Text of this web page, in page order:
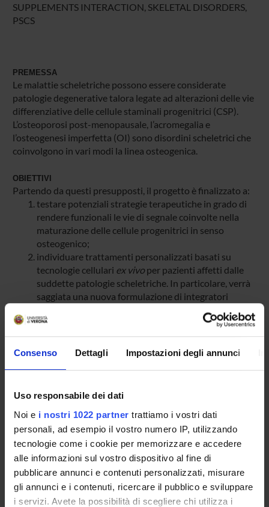
Consenso Dettagli Impostazioni degli annunci
Uso responsabile dei dati
Noi e i nostri 1022 partner trattiamo i vostri dati
personali, ad esempio il vostro numero IP, utilizzando
tecnologie come i cookie per memorizzare e accedere
alle informazioni sul vostro dispositivo al fine di
pubblicare annunci e contenuti personalizzati, misurare
gli annunci e i contenuti, ricercare il pubblico e sviluppare
i servizi. Avete la possibilità di scegliere chi utilizza i
SUPPLEMENTS INTERACTION, SKELETAL DISORDERS,
PSCS
PREMESSA
Le malattie scheletriche possono essere considerate
patologie degenerative talora legate ad alterazioni delle vie
differenziative delle cellule staminali progenitrici (CSP).
L’osteoporosi post-menopausale, l’acromegalia e
l’osteogenesi imperfetta (OI) sono disordini scheletrici che
coinvolgono in vari modi la linea osteogenica.
OBIETTIVI
Partendo da questi presupposti, il progetto è finalizzato a:
testare potenziali strategie terapeutiche in grado di
rendere funzionali le vie di segnale coinvolte nella
maturazione delle cellule progenitrici in senso
osteogenico;
individuare trattamenti personalizzati basati su
tecnologie cellulari ex vivoper pazienti affetti dalle
suddette patologie scheletriche. In particolare, verrà
saggiata una nuova formulazione di integratori
bioattivi (vitamina D, acido ascorbico, fisetina, acido
folico e pigment epithelium derived factor-PEDF)
MAIN PARTNER
Farma Valens
Finanziamento:assegnato e gestito dal Dipartimento
PARTECIPANTI AL PROGETTO